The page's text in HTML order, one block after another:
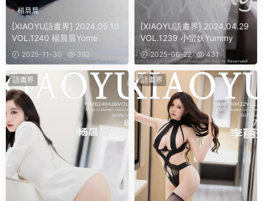
楊晨晨
[XIAOYU語畫界] 2024.05.10
VOL.1240 楊晨晨Yome
2025-11-30 392
[XIAOYU語畫界] 2024.04.29
VOL.1239 小蠻妖Yummy
2025-06-22 431
語畫界 語畫界